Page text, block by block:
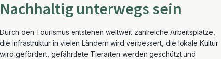
Nachhaltig unterwegs sein
Durch den Tourismus entstehen weltweit zahlreiche Arbeitsplätze,
die Infrastruktur in vielen Ländern wird verbessert, die lokale Kultur
wird gefördert, gefährdete Tierarten werden geschützt und